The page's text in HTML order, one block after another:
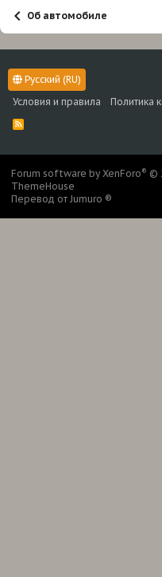
Об автомобиле
Русский (RU)
Условия и правила
Политика
R
S
Forum software by XenForo® ©
ThemeHouse
Перевод от Jumuro ®